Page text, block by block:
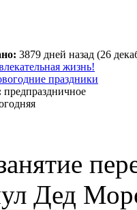
3879 дней назад (26
жизнь!
праздники
предпраздничное
Дед